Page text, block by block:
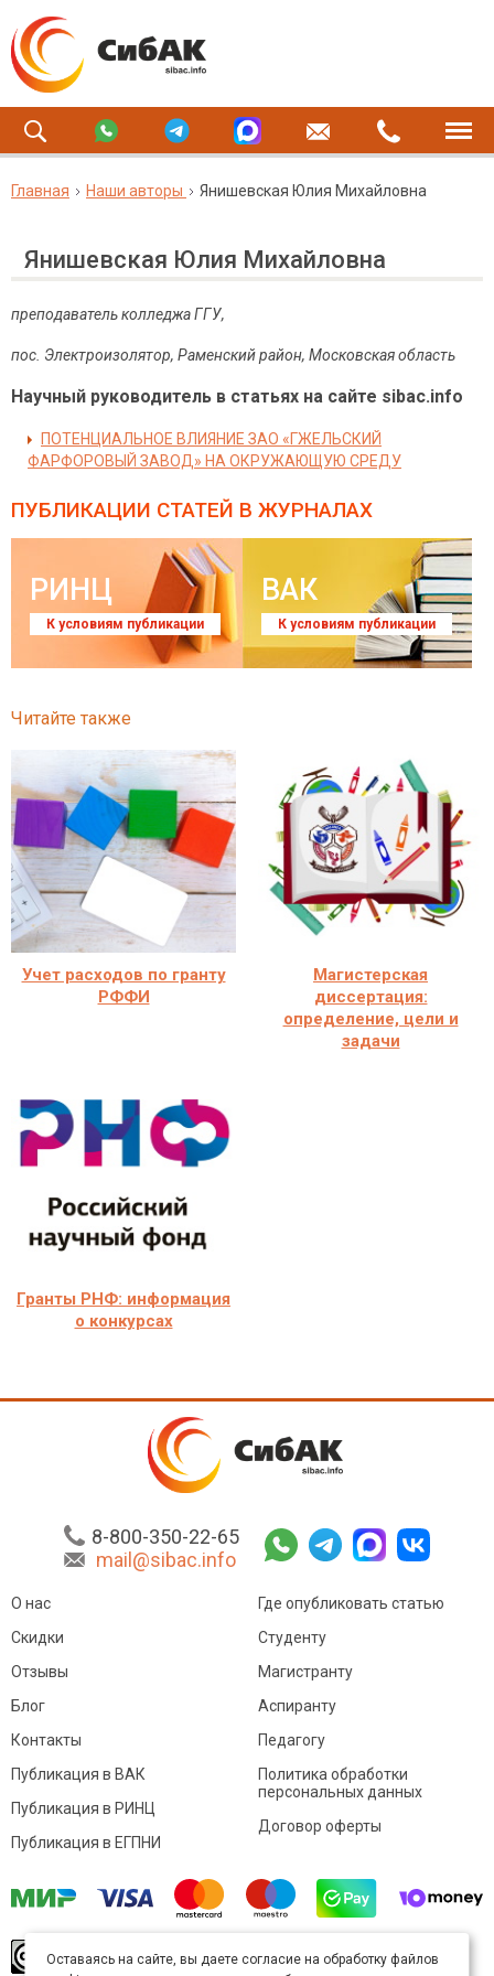
Главная Наши авторы Янишевская Юлия Михайловна
Янишевская Юлия Михайловна
преподаватель колледжа ГГУ,
пос. Электроизолятор, Раменский район, Московская область
Научный руководитель в статьях на сайте sibac.info
ПОТЕНЦИАЛЬНОЕ ВЛИЯНИЕ ЗАО «ГЖЕЛЬСКИЙ
ФАРФОРОВЫЙ ЗАВОД» НА ОКРУЖАЮЩУЮ СРЕДУ
ПУБЛИКАЦИИ СТАТЕЙ В ЖУРНАЛАХ
РИНЦ
К условиям публикации
ВАК
К условиям публикации
Читайте также
Учет расходов по гранту
РФФИ
Магистерская
диссертация:
определение, цели и
задачи
Гранты РНФ: информация
о конкурсах
8-800-350-22-65
mail@sibac.info
О нас
Скидки
Отзывы
Блог
Контакты
Где опубликовать статью
Студенту
Магистранту
Аспиранту
Педагогу
Публикация в ВАК
Публикация в РИНЦ
Публикация в ЕГПНИ
Политика обработки
персональных данных
Договор оферты
произведение доступно полицензии Creative
Оставаясь на сайте, вы даете согласие на обработку файлов